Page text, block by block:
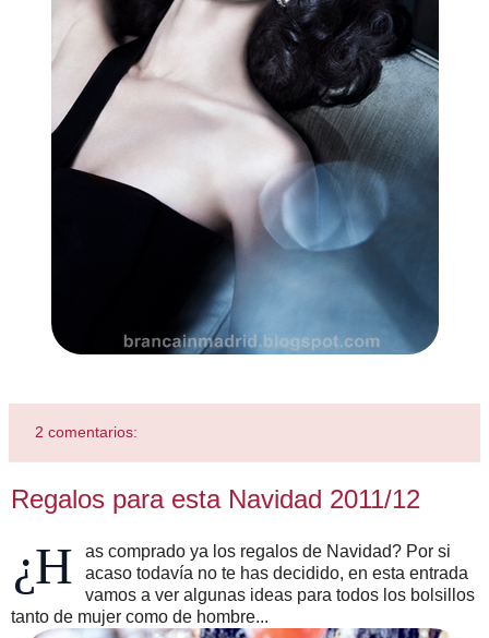
2 comentarios:
Regalos para esta Navidad 2011/12
¿H
as comprado ya los regalos de Navidad? Por si
acaso todavía no te has decidido, en esta entrada
vamos a ver algunas ideas para todos los bolsillos
tanto de mujer como de hombre...